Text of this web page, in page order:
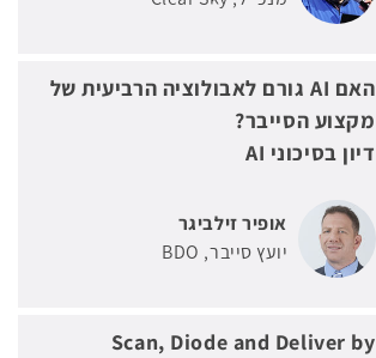
האם AI גורם לאבולוציה הרביעית של
מקצוע הסייבר?
דיון בסיכוני AI
אופיר זילביגר
יועץ סייבר BDO
Scan, Diode and Deliver by